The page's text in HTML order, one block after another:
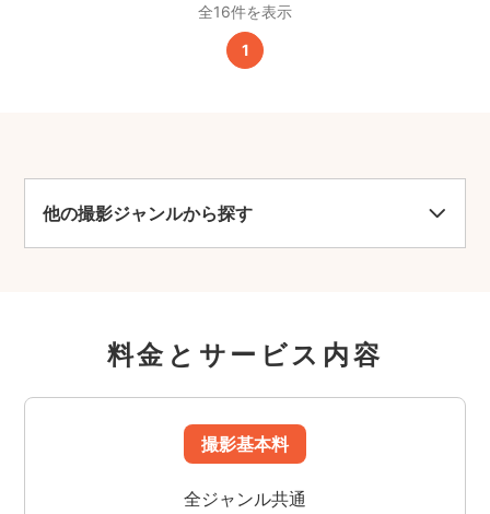
全16件を表示
1
他の撮影ジャンルから探す
料金とサービス内容
撮影基本料
全ジャンル共通